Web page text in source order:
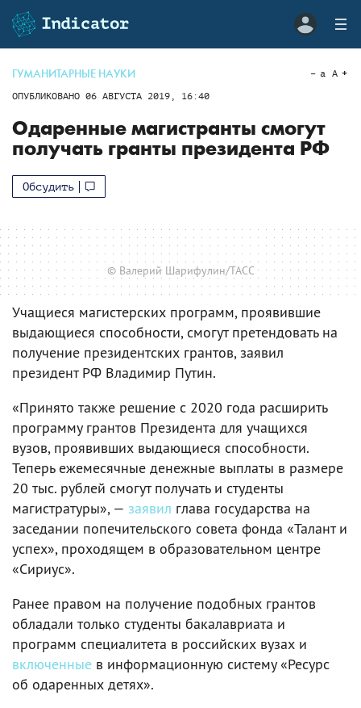
ГУМАНИТАРНЫЕ НАУКИ
ОПУБЛИКОВАНО 06 АВГУСТА 2019, 16:40
a A
Одаренные магистранты смогут
получать гранты президента РФ
Обсудить
© Валерий Шарифулин/ТАСС
Учащиеся магистерских программ, проявившие
выдающиеся способности, смогут претендовать на
получение президентских грантов, заявил
президент РФ Владимир Путин.
«Принято также решение с 2020 года расширить
программу грантов Президента для учащихся
вузов, проявивших выдающиеся способности.
Теперь ежемесячные денежные выплаты в размере
20 тыс. рублей смогут получать и студенты
магистратуры», — заявил глава государства на
заседании попечительского совета фонда «Талант и
успех», проходящем в образовательном центре
«Сириус».
Ранее правом на получение подобных грантов
обладали только студенты бакалавриата и
программ специалитета в российских вузах и
включенные в информационную систему «Ресурс
об одаренных детях».